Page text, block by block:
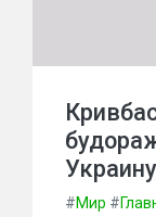
Украину
#Мир #